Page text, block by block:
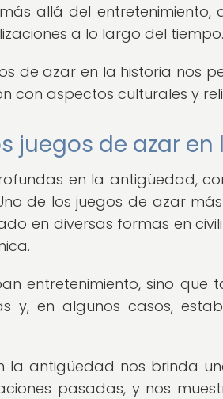
allá del
a lo largo del tiempo.
de azar en la historia nos
con aspectos culturales y
juegos de azar
en la antigüedad,
de los juegos de azar
en diversas formas en
entretenimiento, sino
y, en algunos casos,
la antigüedad nos brinda
pasadas, y nos